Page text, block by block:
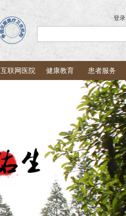
登录
互联网医院 健康教育 患者服务